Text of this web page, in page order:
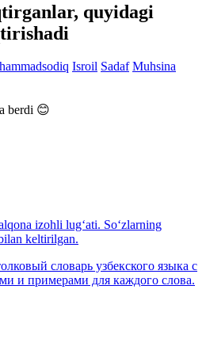
quyidagi
Isroil Sadaf Muhsina
berdi 😊
izohli lug‘ati. So‘zlarning
keltirilgan.
словарь узбекского языка с
и примерами для каждого слова.